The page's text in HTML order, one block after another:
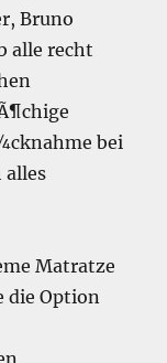
Bruno
alle recht
bei
alles
Matratze
die Option